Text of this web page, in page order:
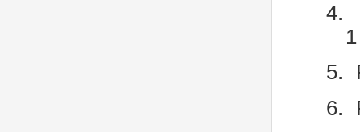
4.
5.
6.